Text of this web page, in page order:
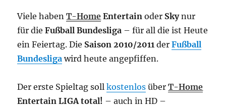
Viele habenT-Home Entertain oder Skynur
für dieFußball Bundesliga – für all die ist Heute
ein Feiertag. Die Saison 2010/2011 derFußball
Bundesliga wird heute angepfiffen.
Der erste Spieltag sollkostenlos überT-Home
Entertain LIGA total! – auch in HD –